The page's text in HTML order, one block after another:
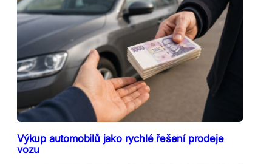
Výkup automobilů jako rychlé řešení prodeje
vozu